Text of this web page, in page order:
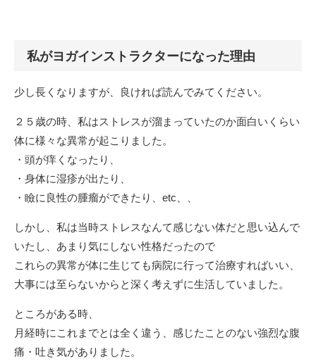
私がヨガインストラクターになった理由
少し長くなりますが、良ければ読んでみてください。
２５歳の時、私はストレスが溜まっていたのか面白いくらい
体に様々な異常が起こりました。
・頭が痒くなったり、
・身体に湿疹が出たり、
・瞼に良性の腫瘤ができたり、etc、、
しかし、私は当時ストレスなんて感じない体だと思い込んで
いたし、あまり気にしない性格だったので
これらの異常が体に生じても病院に行って治療すればいい、
大事には至らないからと深く考えずに生活していました。
ところがある時、
月経時にこれまでとは全く違う、感じたことのない強烈な腹
痛・吐き気がありました。